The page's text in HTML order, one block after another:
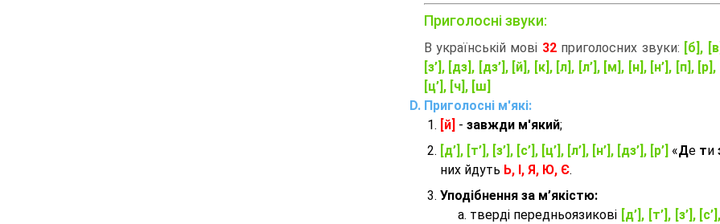
Приголосні звуки:
В українській мові 32приголосних звуки:
[б],
[з’], [дз], [дз’], [й], [к], [л], [л’], [м], [н], [н’], [п],
[ц’], [ч], [ш]
Приголосні м'які:
[й] - завжди м'який;
[д’], [т’], [з’], [с’], [ц’], [л’], [н’], [дз’], [р’] «Де ти
них йдуть Ь, І, Я, Ю, Є.
Уподібнення за м’якістю:
тверді передньоязикові [д’], [т’], [з’],